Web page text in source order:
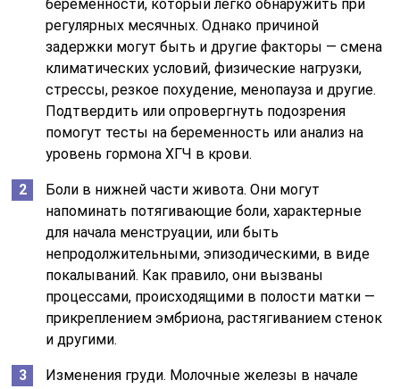
беременности, который легко обнаружить при
регулярных месячных. Однако причиной
задержки могут быть и другие факторы — смена
климатических условий, физические нагрузки,
стрессы, резкое похудение, менопауза и другие.
Подтвердить или опровергнуть подозрения
помогут тесты на беременность или анализ на
уровень гормона ХГЧ в крови.
Боли в нижней части живота. Они могут
напоминать потягивающие боли, характерные
для начала менструации, или быть
непродолжительными, эпизодическими, в виде
покалываний. Как правило, они вызваны
процессами, происходящими в полости матки —
прикреплением эмбриона, растягиванием стенок
и другими.
Изменения груди. Молочные железы в начале